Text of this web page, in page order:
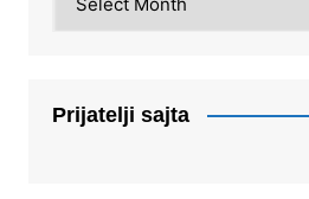
Prijatelji sajta